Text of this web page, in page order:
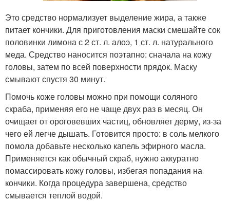
Это средство нормализует выделение жира, а также
питает кончики. Для приготовления маски смешайте сок
половинки лимона с 2 ст. л. алоэ, 1 ст. л. натурального
меда. Средство наносится поэтапно: сначала на кожу
головы, затем по всей поверхности прядок. Маску
смывают спустя 30 минут.
Помочь коже головы можно при помощи соляного
скраба, применяя его не чаще двух раз в месяц. Он
очищает от ороговевших частиц, обновляет дерму, из-за
чего ей легче дышать. Готовится просто: в соль мелкого
помола добавьте несколько капель эфирного масла.
Применяется как обычный скраб, нужно аккуратно
помассировать кожу головы, избегая попадания на
кончики. Когда процедура завершена, средство
смывается теплой водой.